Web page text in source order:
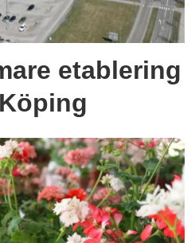
etablering